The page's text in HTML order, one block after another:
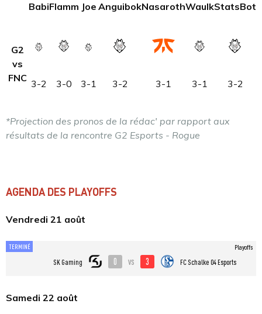
BabiFlamm Joe AnguibokNasarothWaulkStatsBot
G2
vs
FNC 3-2 3-0 3-1 3-2 3-1 3-1 3-2
*Projection des pronos de la rédac' par rapport aux
résultats de la rencontre G2 Esports - Rogue
AGENDA DES PLAYOFFS
Vendredi 21 août
TERMINÉ
SK Gaming 0 vs 3 FC Schalke 04 Esports
Playoffs
Samedi 22 août